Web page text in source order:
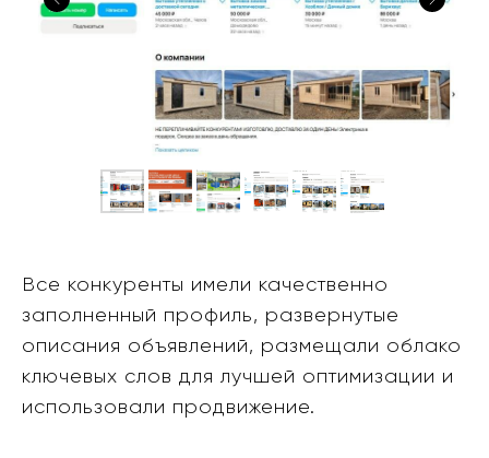
Все конкуренты имели качественно
заполненный профиль, развернутые
описания объявлений, размещали облако
ключевых слов для лучшей оптимизации и
использовали продвижение.